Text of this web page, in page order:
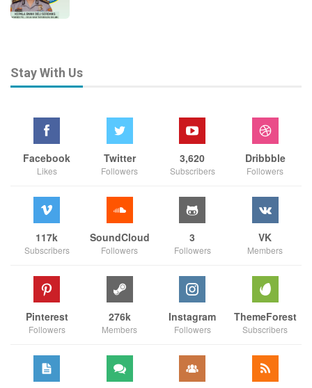
Stay With Us
Facebook
Likes
Twitter
Followers
3,620
Subscribers
Dribbble
Followers
117k
Subscribers
SoundCloud
Followers
3
Followers
VK
Members
Pinterest
Followers
276k
Members
Instagram
Followers
ThemeForest
Subscribers